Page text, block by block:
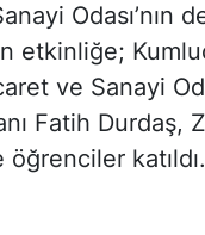
etkinliğe;
ve Sanayi
Fatih Durdaş,